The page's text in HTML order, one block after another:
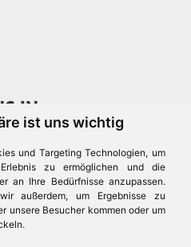
ist uns wichtig
und Targeting Technologien, um
zu ermöglichen und die
an Ihre Bedürfnisse anzupassen.
außerdem, um Ergebnisse zu
unsere Besucher kommen oder um
IN